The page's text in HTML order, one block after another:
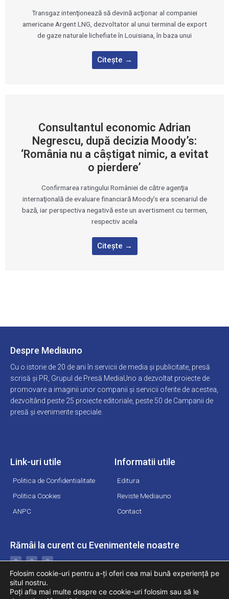
Transgaz intenţionează să devină acţionar al companiei
americane Argent LNG, dezvoltator al unui terminal de export
de gaze naturale lichefiate în Louisiana, în baza unui
Citește →
Consultantul economic Adrian
Negrescu, după decizia Moody’s:
‘România nu a câştigat nimic, a evitat
o pierdere’
Confirmarea ratingului României de către agenţia
internaţională de evaluare financiară Moody’s era scenariul de
bază, iar perspectiva negativă este un avertisment cu termen,
respectiv acela
Citește →
Despre Mediauno
Cu o istorie de 20 de ani în servicii de media și publicitate, presă
scrisă și PR, Grupul de Presă MediaUno a dezvoltat proiecte de
promovare a imaginii unor companii și servicii oferite de acestea,
dezvoltând peste 25 proiecte editoriale, peste 50 de Campanii de
presă și evenimente speciale.
Link-uri utile
Politica de Confidentialitate
Politica Cookies
ANPC
Informatii utile
Editura
Reviste Mediauno
Contact
Rămâi la curent cu Evenimentele noastre
F
a
e
o
k
L
i
k
d
i
n
Y
o
t
b
e
Folosim cookie-uri pentru a-ți oferi cea mai bună experiență pe
situl nostru.
Poți afla mai multe despre ce cookie-uri folosim sau să le